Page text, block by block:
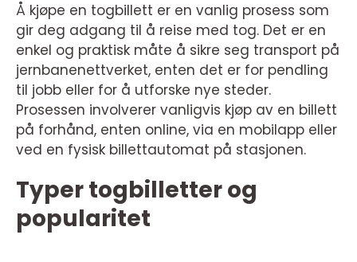
Å kjøpe en togbillett er en vanlig prosess som
gir deg adgang til å reise med tog. Det er en
enkel og praktisk måte å sikre seg transport på
jernbanenettverket, enten det er for pendling
til jobb eller for å utforske nye steder.
Prosessen involverer vanligvis kjøp av en billett
på forhånd, enten online, via en mobilapp eller
ved en fysisk billettautomat på stasjonen.
Typer togbilletter og
popularitet